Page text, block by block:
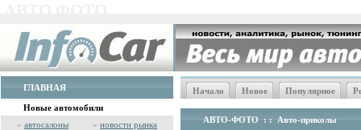
ГЛАВНАЯ
Новые автомобили
» автосалоны » новости рынка
Начало Новое Популярное
АВТО-ФОТО : : Авто-приколы